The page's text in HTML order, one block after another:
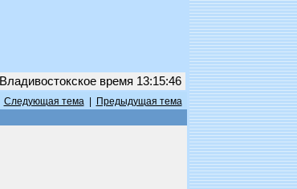
Владивостокское время 13:15:46
Следующая тема|
Предыдущая тема